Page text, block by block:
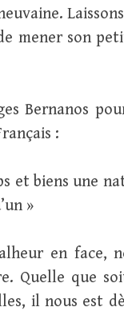
mener son
Bernanos
:
et biens une
»
en face,
Quelle que
il nous est